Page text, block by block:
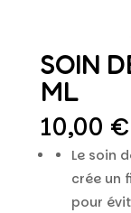
SOIN
ML
10,00 €
Le soin
crée un
pour